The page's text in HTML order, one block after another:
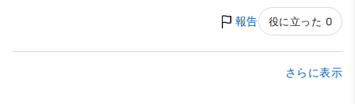
報告 役に立った 0
さらに表示